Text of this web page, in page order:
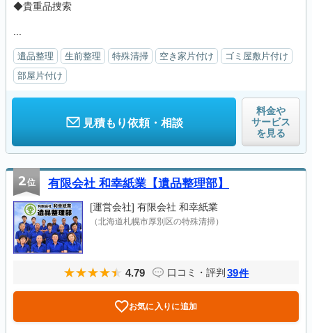
◆貴重品捜索
遺品整理 生前整理 特殊清掃 空き家片付け
ゴミ屋敷片付け
部屋片付け
見積もり依頼・相談
料金や
サービス
を見る
2位 有限会社 和幸紙業【遺品整理部】
[運営会社] 有限会社 和幸紙業
（北海道札幌市厚別区の特殊清掃）
4.79 口コミ・評判 39件
お気に入りに追加